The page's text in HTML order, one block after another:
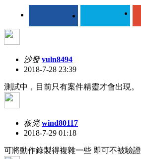
沙發 vuln8494
2018-7-28 23:39
測試中，目前只有案件精靈才會出現。
板凳 wind80117
2018-7-29 01:18
可將動作錄製得複雜一些 即可不被驗證